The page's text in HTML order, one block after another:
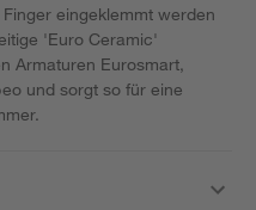
eingeklemmt werden
'Euro Ceramic'
Armaturen Eurosmart,
und sorgt so für eine